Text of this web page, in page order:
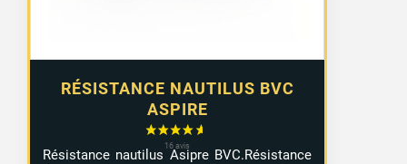
RÉSISTANCE NAUTILUS BVC
ASPIRE
Résistance nautilus Asipre BVC.Résistance